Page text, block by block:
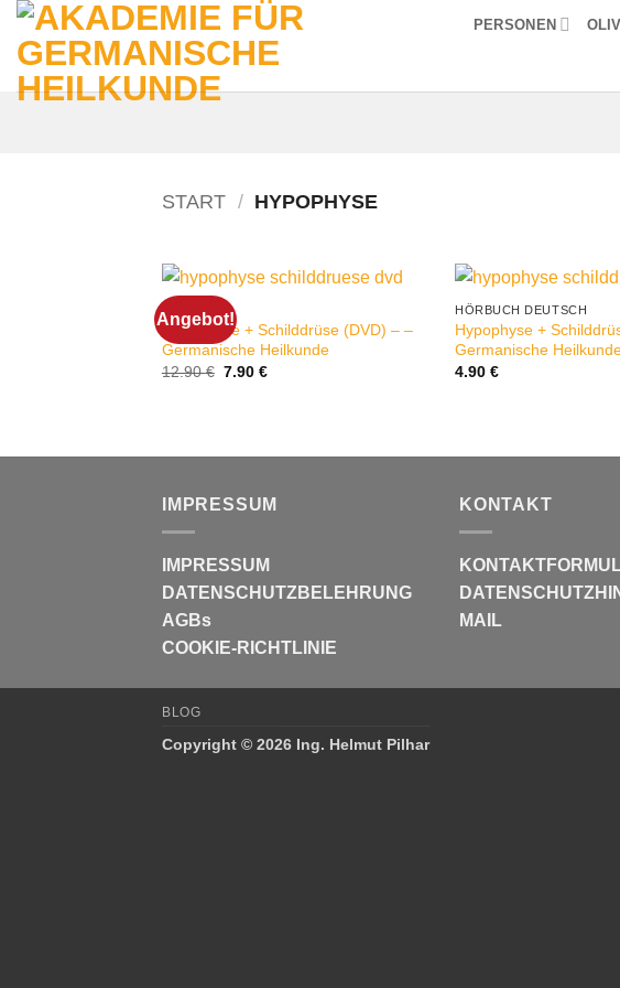
Zum
Inhalt
springen
PERSONEN
START / HYPOPHYSE
Angebot!
DVD
Hypophyse + Schilddrüse (DVD) – –
Germanische Heilkunde
12.90€ Ursprünglicher
7.90€Aktueller
HÖRBUCH DEUTSCH
Hypophyse +
Germanische
4.90€
IMPRESSUM
IMPRESSUM
DATENSCHUTZBELEHRUNG
AGBs
COOKIE-RICHTLINIE
KONTAKT
MAIL
BLOG
Copyright © 2026 Ing. Helmut Pilhar